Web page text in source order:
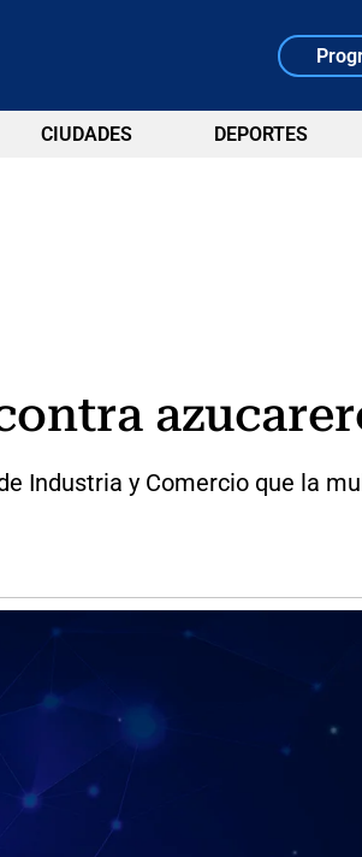
CIUDADES DEPORTES
Industria y Comercio que la